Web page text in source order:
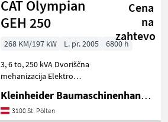
CAT
CAT Olympian
GEH 250
Cena
na
zahtevo
268 KM/197 kW L. pr. 2005
6800 h
3, 6 to, 250 kVA Dvoriščna
mehanizacija Elektro
Kleinheider Baumaschinenhandel GmbH.
3100 St. Pölten